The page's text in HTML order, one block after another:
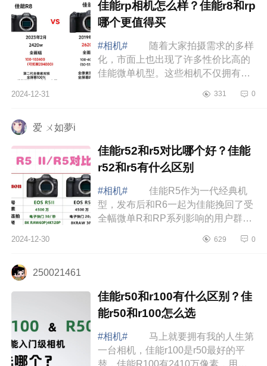
佳能rp相机怎么样？佳能r8和rp
哪个更值得买
#相机#
随着大家拍摄需求的多样
化，市面上也出现了许多性价比高的
佳能微单机型。这些相机不仅拥有出
拍摄场景，是真正的“用得起”的好选
2024-12-31 331 0
爱 ㄨ如夢i
佳能r52和r5对比哪个好？佳能
r52和r5有什么区别
#相机#
佳能R5作为一代经典机
型，发布后和R6一起为佳能挽回了受
全幅微单R和RP系列影响的用户群
无反机身的一代经典。下面小编为大
2024-12-30 629 0
250021461
佳能r50和r100有什么区别？佳
能r50和r100怎么选
#相机#
马上就要拥有我的人生第
一台相机，佳能r100是r50最好的平
替，佳能R100有2410万像素，用来